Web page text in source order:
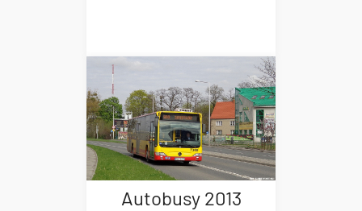
Autobusy 2013